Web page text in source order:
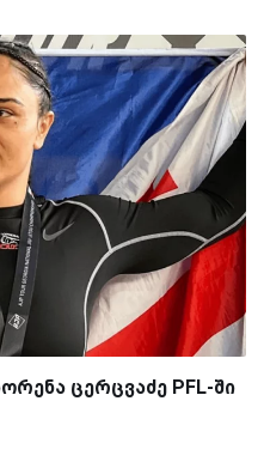
ცერცვაძე PFL-ში